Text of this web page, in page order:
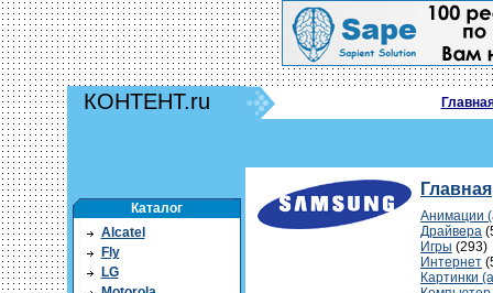
КОНТЕНТ.ru
Каталог
Alcatel
Fly
LG
Главная
Анимации
Драйвера
Игры (293)
Интернет
Картинки